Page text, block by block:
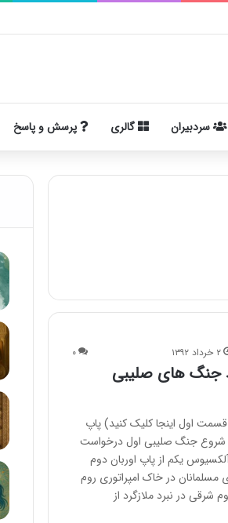
سردبیران گالری پرسش و پاسخ
۲ خرداد ۱۳۹۲ ۰
جنگ های صلیبی
اول اینجا کلیک کنید) پاپ
شروع جنگ صلیبی اول درخواست
یکم از پاپ اوربان دوم
مسلمانان در خاک امپراتوری روم
بود. در سال ۱۰۷۱ روم شرقی در نبرد ملازگرد از